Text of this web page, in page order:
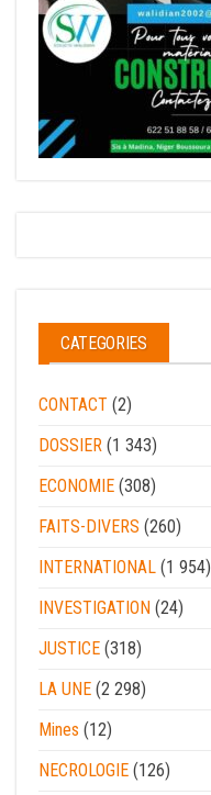
CATEGORIES
CONTACT (2)
DOSSIER (1 343)
ECONOMIE (308)
FAITS-DIVERS (260)
INTERNATIONAL (1 954)
INVESTIGATION (24)
JUSTICE (318)
LA UNE (2 298)
Mines (12)
NECROLOGIE (126)